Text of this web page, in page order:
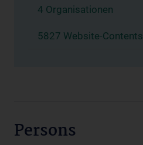
4 Organisationen
5827 Website-Contents
Persons